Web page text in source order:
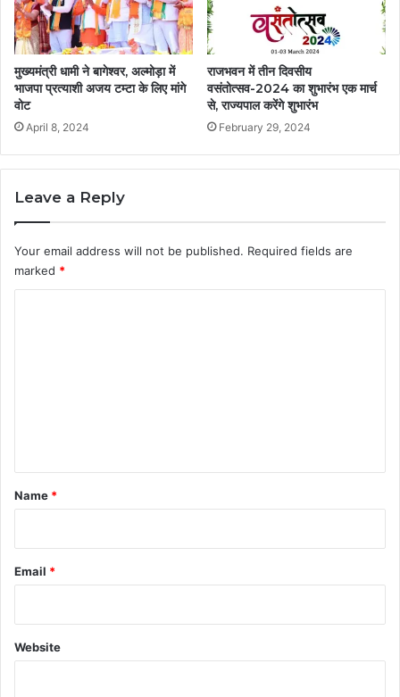
मुख्यमंत्री धामी ने बागेश्वर, अल्मोड़ा में
भाजपा प्रत्याशी अजय टम्टा के लिए मांगे
वोट
April 8, 2024
राजभवन में तीन दिवसीय
वसंतोत्सव-2024 का शुभारंभ एक मार्च
से, राज्यपाल करेंगे शुभारंभ
February 29, 2024
Leave a Reply
Your email address will not be published. Required fields are
marked *
*
Name *
Email *
Website